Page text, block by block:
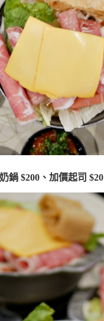
鍋 $200、加價起司 $20